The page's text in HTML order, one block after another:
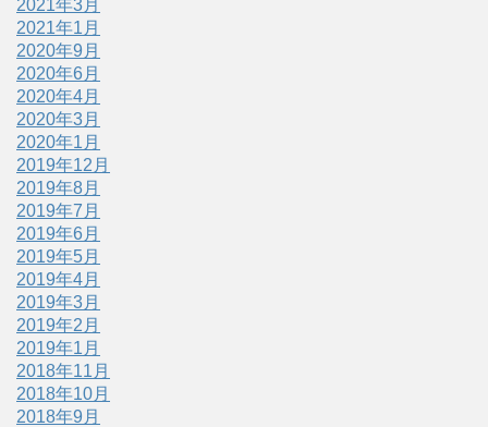
2021年3月
2021年1月
2020年9月
2020年6月
2020年4月
2020年3月
2020年1月
2019年12月
2019年8月
2019年7月
2019年6月
2019年5月
2019年4月
2019年3月
2019年2月
2019年1月
2018年11月
2018年10月
2018年9月